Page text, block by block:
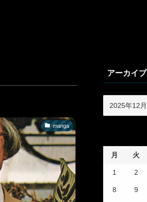
manga
アーカイブ
月 火
1 2
8 9